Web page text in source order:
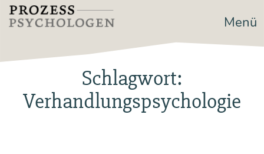
Zum
Inhalt
Prozesspsychologen Menü
Schlagwort:
Verhandlungspsychologie